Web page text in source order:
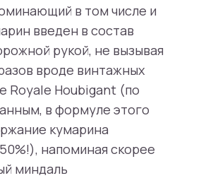
в том числе и
введен в состав
рукой, не вызывая
вроде винтажных
Royale Houbigant (по
в формуле этого
кумарина
напоминая скорее
миндаль